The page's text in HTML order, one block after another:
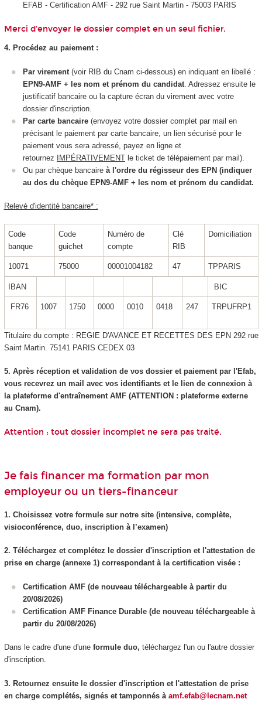
EFAB - Certification AMF - 292 rue Saint Martin - 75003 PARIS
Merci d'envoyer le dossier complet en un seul fichier.
4. Procédez au paiement :
Par virement (voir RIB du Cnam ci-dessous) en indiquant en libellé :
EPN9-AMF + les nom et prénom du candidat . Adressez ensuite le
justificatif bancaire ou la capture écran du virement avec votre
dossier d'inscription.
Par carte bancaire (envoyez votre dossier complet par mail en
précisant le paiement par carte bancaire, un lien sécurisé pour le
paiement vous sera adressé, payez en ligne et
retournez IMPÉRATIVEMENT le ticket de télépaiement par mail).
Ou par chèque bancaire à l'ordre du régisseur des EPN (indiquer
au dos du chèque EPN9-AMF + les nom et prénom du candidat.
Relevé d'identité bancaire* :
Code
banque
Code
guichet
Numéro de
compte
Clé
RIB
Domiciliation
10071 75000 00001004182 47 TPPARIS
IBAN BIC
FR76 1007 1750 0000 0010 0418 247 TRPUFRP1
Titulaire du compte : REGIE D'AVANCE ET RECETTES DES EPN 292 rue
Saint Martin. 75141 PARIS CEDEX 03
5. Après réception et validation de vos dossier et paiement par l'Efab,
vous recevrez un mail avec vos identifiants et le lien de connexion à
la plateforme d'entraînement AMF (ATTENTION : plateforme externe
au Cnam).
Attention : tout dossier incomplet ne sera pas traité.
Je fais financer ma formation par mon
employeur ou un tiers-financeur
1. Choisissez votre formule sur notre site (intensive, complète,
visioconférence, duo, inscription à l’examen)
2. Téléchargez et complétez le dossier d'inscription et l'attestation de
prise en charge (annexe 1) correspondant à la certification visée :
Certification AMF (de nouveau téléchargeable à partir du
20/08/2026)
Certification AMF Finance Durable (de nouveau téléchargeable à
partir du 20/08/2026)
Dans le cadre d'une d'uneformule duo, téléchargez l'un ou l'autre dossier
d'inscription.
3. Retournez ensuite le dossier d'inscription et l'attestation de prise
en charge complétés, signés et tamponnés à amf.efab@lecnam.net